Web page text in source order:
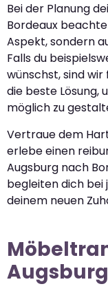
Bei der Planung
Bordeaux
Aspekt, sondern
Falls du
wünschst, sind
die beste Lösung,
möglich zu
Vertraue dem
erlebe einen
Augsburg nach
begleiten dich bei
deinem neuen